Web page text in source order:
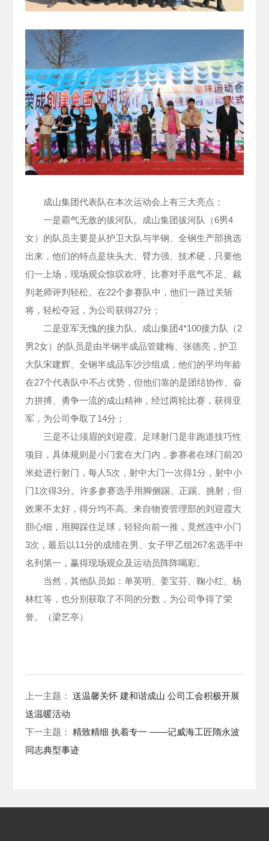
成山集团代表队在本次运动会上有三大亮点：
一是霸气无敌的拔河队。成山集团拔河队（6男4
女）的队员主要是从护卫大队与半钢、全钢生产部挑选
出来，他们的特点是块头大、臂力强、技术硬，只要他
们一上场，现场观众惊叹欢呼、比赛对手底气不足、裁
判老师评判轻松。在22个参赛队中，他们一路过关斩
将，轻松夺冠，为公司获得27分；
二是亚军无愧的接力队。成山集团4*100接力队（2
男2女）的队员是由半钢半成品管建梅、张德亮，护卫
大队宋建辉、全钢半成品车沙沙组成，他们的平均年龄
在27个代表队中不占优势，但他们靠的是团结协作、奋
力拼搏、勇争一流的成山精神，经过两轮比赛，获得亚
军，为公司争取了14分；
三是不让须眉的刘迎霞。足球射门是非跑道技巧性
项目，具体规则是小门套在大门内，参赛者在球门前20
米处进行射门，每人5次，射中大门一次得1分，射中小
门1次得3分。许多参赛选手用脚侧踢、正踢、挑射，但
效果不太好，得分均不高。来自物资管理部的刘迎霞大
胆心细，用脚踩住足球，轻轻向前一推，竟然连中小门
3次，最后以11分的成绩在男、女子甲乙组267名选手中
名列第一，赢得现场观众及运动员阵阵喝彩。
当然，其他队员如：单英明、姜宝芬、鞠小红、杨
林红等，也分别获取了不同的分数，为公司争得了荣
誉。（梁艺亭）
上一主题：送温馨关怀 建和谐成山 公司工会积极开展
送温暖活动
下一主题：精致精细 执着专一 ——记威海工匠隋永波
同志典型事迹